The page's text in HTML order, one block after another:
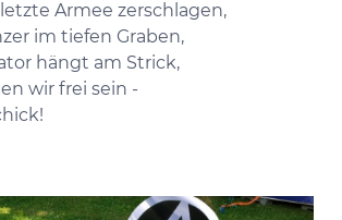
Armee zerschlagen,
im tiefen Graben,
hängt am Strick,
wir frei sein -